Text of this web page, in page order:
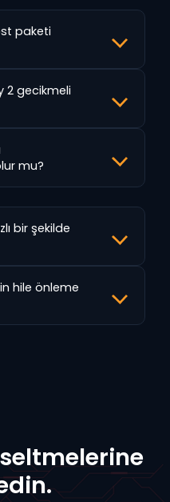
paketi
2 gecikmeli
mu?
bir şekilde
hile önleme